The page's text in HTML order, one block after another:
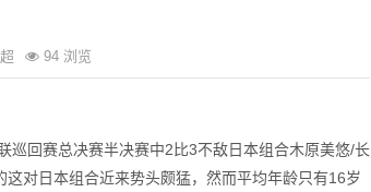
94 浏览
巡回赛总决赛半决赛中2比3不敌日本组合木原美悠/长
对日本组合近来势头颇猛，然而平均年龄只有16岁